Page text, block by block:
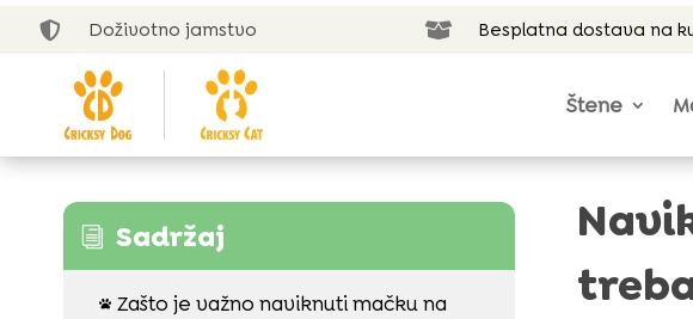
 Doživotno jamstvo  Besplatna dostava na
Štene
i Sadržaj
 Zašto je važno naviknuti mačku na